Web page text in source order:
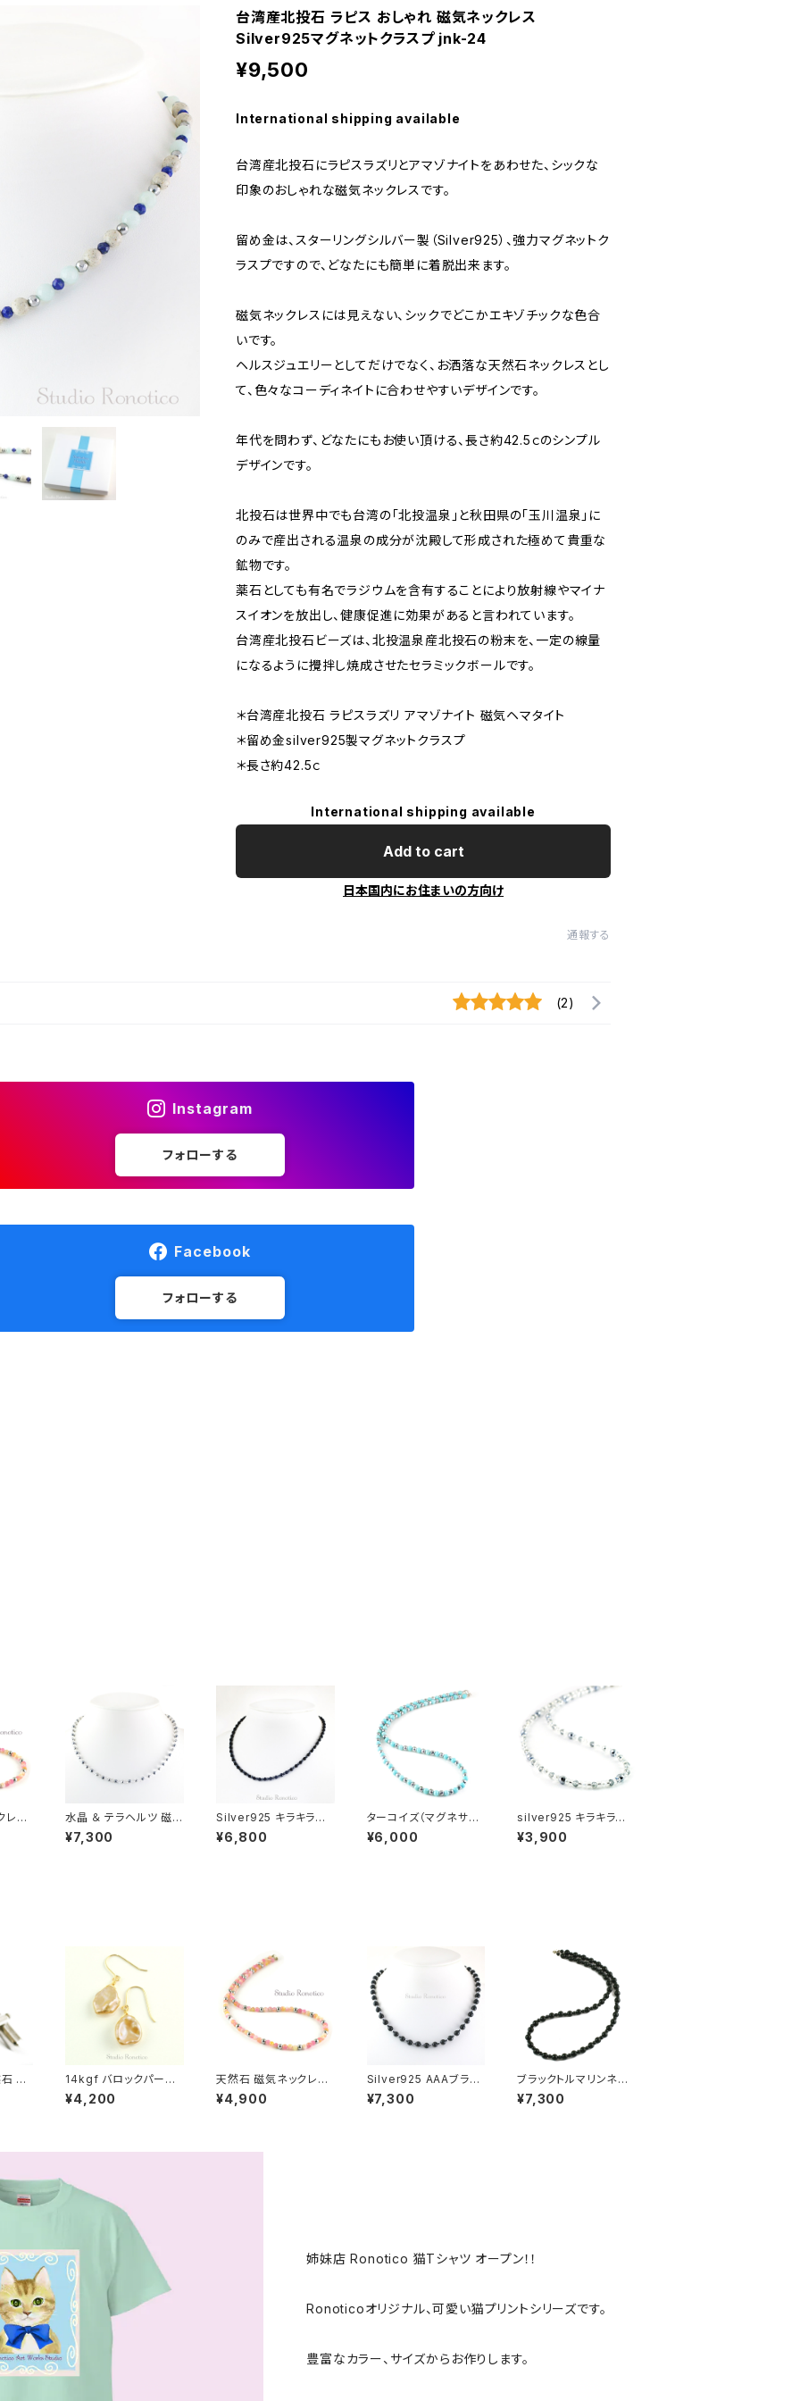
台湾産北投石 ラピス おしゃれ 磁気ネックレス
Silver925マグネットクラスプ jnk-24
¥9,500
International shipping available
台湾産北投石にラピスラズリとアマゾナイトをあわせた、シックな
印象のおしゃれな磁気ネックレスです。
留め金は、スターリングシルバー製（Silver925）、強力マグネットク
ラスプですので、どなたにも簡単に着脱出来ます。
磁気ネックレスには見えない、シックでどこかエキゾチックな色合
いです。
ヘルスジュエリーとしてだけでなく、お洒落な天然石ネックレスとし
て、色々なコーディネイトに合わせやすいデザインです。
年代を問わず、どなたにもお使い頂ける、長さ約42.5ｃのシンプル
デザインです。
北投石は世界中でも台湾の「北投温泉」と秋田県の「玉川温泉」に
のみで産出される温泉の成分が沈殿して形成された極めて貴重な
鉱物です。
薬石としても有名でラジウムを含有することにより放射線やマイナ
スイオンを放出し、健康促進に効果があると言われています。
台湾産北投石ビーズは、北投温泉産北投石の粉末を、一定の線量
になるように攪拌し焼成させたセラミックボールです。
＊台湾産北投石 ラピスラズリ アマゾナイト 磁気ヘマタイト
＊留め金silver925製マグネットクラスプ
＊長さ約42.5ｃ
International shipping available
Add to cart
日本国内にお住まいの方向け
通報する
(2)
Instagram
フォローする
Facebook
フォローする
レス
水晶 ＆ テラヘルツ 磁気
ネックレス Silver925
マグネットクラスプ 女性
¥7,300
Silver925 キラキラカ
ットのブラックトルマリン
おしゃれ磁気ネックレス
¥6,800
ターコイズ（マグネサイ
ト） 天然石 磁気ネック
レス Silver925マグネ
¥6,000
silver925 キラキラお
洒落な磁気ネックレス
ガラスビーズとヘマタイ
¥3,900
カ
14kgf バロックパール
ケシパール 花びら 淡水
真珠 ピアス
¥4,200
天然石 磁気ネックレス
Silver925マグネットク
ラスプ おしゃれ 女性 男
¥4,900
Silver925 AAAブラッ
クトルマリン 磁気ネック
レス ユニセックス jnk-
¥7,300
ブラックトルマリンネッ
クレス マイナスイオン
天然石 bn-45
¥7,300
姉妹店 Ronotico 猫Tシャツ オープン！！
Ronoticoオリジナル、可愛い猫プリントシリーズです。
豊富なカラー、サイズからお作りします。